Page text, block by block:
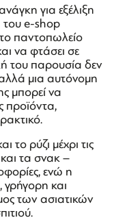
για εξέλιξη
του e-shop
παντοπωλείο
να φτάσει σε
του παρουσία δεν
μια αυτόνομη
μπορεί να
προϊόντα,
ρύζι μέχρι τις
τα σνακ –
ενώ η
γρήγορη και
των ασιατικών